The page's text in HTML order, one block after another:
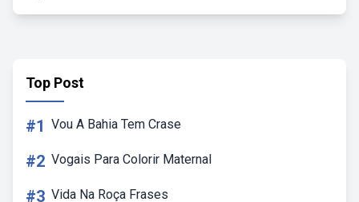
Top Post
#1 Vou A Bahia Tem Crase
#2 Vogais Para Colorir Maternal
#3 Vida Na Roça Frases